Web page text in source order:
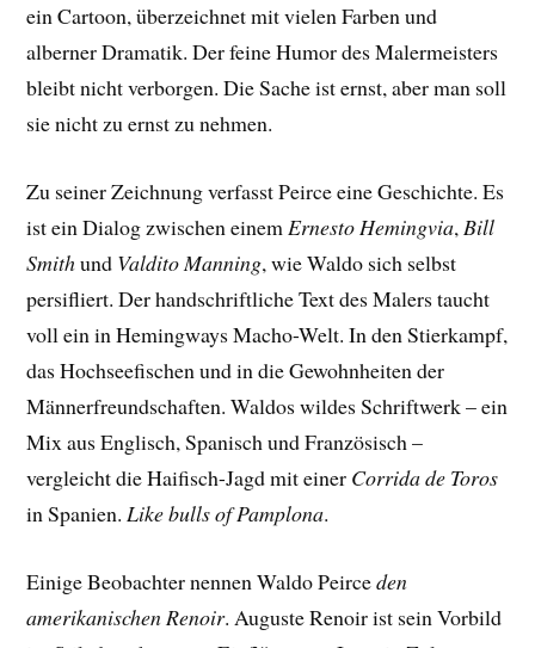
ein Cartoon, überzeichnet mit vielen Farben und
alberner Dramatik. Der feine Humor des Malermeisters
bleibt nicht verborgen. Die Sache ist ernst, aber man soll
sie nicht zu ernst zu nehmen.
Zu seiner Zeichnung verfasst Peirce eine Geschichte. Es
ist ein Dialog zwischen einemErnesto Hemingvia,Bill
Smithund Valdito Manning, wie Waldo sich selbst
persifliert. Der handschriftliche Text des Malers taucht
voll ein in Hemingways Macho-Welt. In den Stierkampf,
das Hochseefischen und in die Gewohnheiten der
Männerfreundschaften. Waldos wildes Schriftwerk – ein
Mix aus Englisch, Spanisch und Französisch –
vergleicht die Haifisch-Jagd mit einer Corrida de Toros
in Spanien.Like bulls of Pamplona.
Einige Beobachter nennen Waldo Peirceden
amerikanischen Renoir. Auguste Renoir ist sein Vorbild